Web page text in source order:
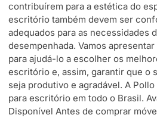
contribuírem para a estética do
escritório também devem ser
adequados para as necessidades
desempenhada. Vamos
para ajudá-lo a escolher os
escritório e, assim, garantir que o
seja produtivo e agradável. A
para escritório em todo o Brasil.
Disponível Antes de comprar